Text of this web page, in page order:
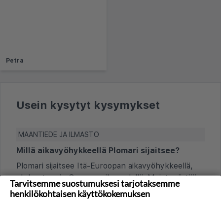
Petra
Usein kysytyt kysymykset
MAANTIEDE JA ILMASTO
Millä aikavyöhykkeellä Plomari sijaitsee?
Plomari sijaitsee Itä-Euroopan aikavyöhykkeellä,
yhden tunnin Suomen aikaa edellä. Muista siirtää
kelloa yksi tunti eteenpäin.
Tarvitsemme suostumuksesi tarjotaksemme
henkilökohtaisen käyttökokemuksen